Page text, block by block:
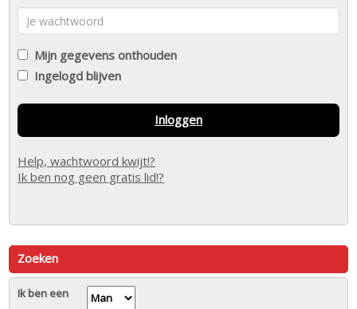
Mijn gegevens onthouden
Ingelogd blijven
Inloggen
Help, wachtwoord kwijt!?
Ik ben nog geen gratis lid!?
Zoeken
Ik ben een